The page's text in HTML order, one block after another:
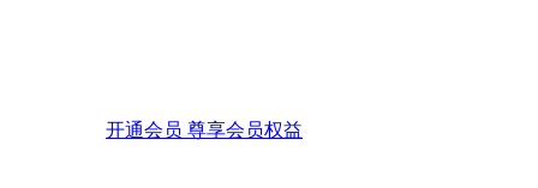
开通会员 尊享会员权益